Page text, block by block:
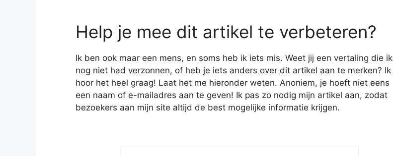
Help je mee dit artikel te verbeteren?
Ik ben ook maar een mens, en soms heb ik iets mis. Weet jij een vertaling die ik
nog niet had verzonnen, of heb je iets anders over dit artikel aan te merken? Ik
hoor het heel graag! Laat het me hieronder weten. Anoniem, je hoeft niet eens
een naam of e-mailadres aan te geven! Ik pas zo nodig mijn artikel aan, zodat
bezoekers aan mijn site altijd de best mogelijke informatie krijgen.